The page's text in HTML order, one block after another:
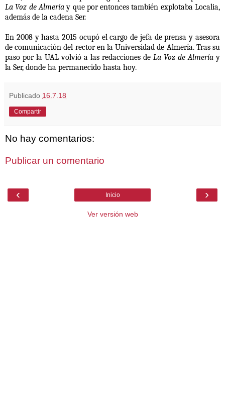
La Voz de Almeríay que por entonces también explotaba Localia,
además de la cadena Ser.
En 2008 y hasta 2015 ocupó el cargo de jefa de prensa y asesora
de comunicación del rector en la Universidad de Almería. Tras su
paso por la UAL volvió a las redacciones de La Voz de Almería y
la Ser, donde ha permanecido hasta hoy.
Publicado 16.7.18
Compartir
No hay comentarios:
Publicar un comentario
‹ ›
Inicio
Ver versión web